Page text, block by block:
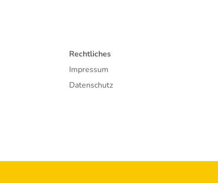
Rechtliches
Impressum
Datenschutz